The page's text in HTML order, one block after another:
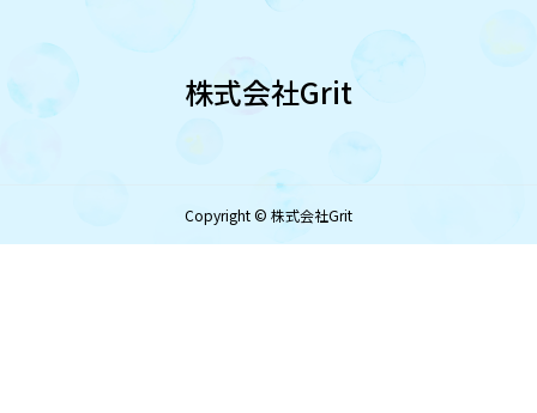
株式会社Grit
Copyright © 株式会社Grit